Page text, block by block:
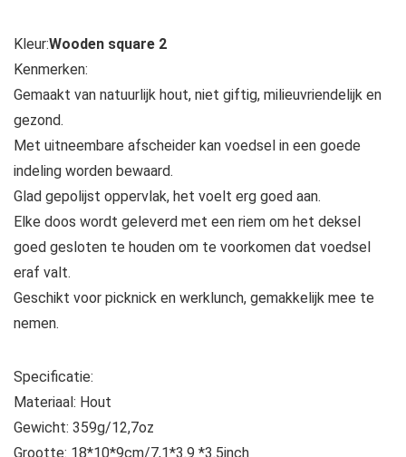
Kleur:Wooden square 2
Kenmerken:
Gemaakt van natuurlijk hout, niet giftig, milieuvriendelijk en
gezond.
Met uitneembare afscheider kan voedsel in een goede
indeling worden bewaard.
Glad gepolijst oppervlak, het voelt erg goed aan.
Elke doos wordt geleverd met een riem om het deksel
goed gesloten te houden om te voorkomen dat voedsel
eraf valt.
Geschikt voor picknick en werklunch, gemakkelijk mee te
nemen.
Specificatie:
Materiaal: Hout
Gewicht: 359g/12,7oz
Grootte: 18*10*9cm/7,1*3.9 *3.5inch